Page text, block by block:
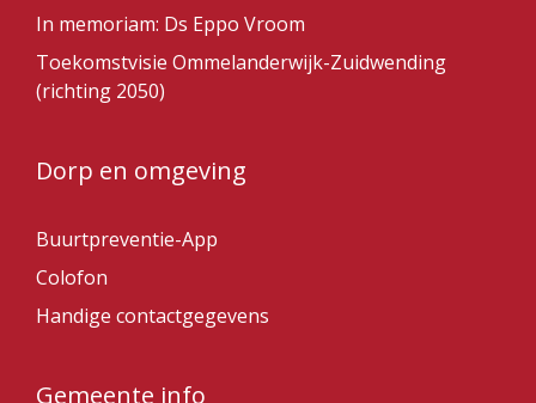
In memoriam: Ds Eppo Vroom
Toekomstvisie Ommelanderwijk-Zuidwending
(richting 2050)
Dorp en omgeving
Buurtpreventie-App
Colofon
Handige contactgegevens
Gemeente info